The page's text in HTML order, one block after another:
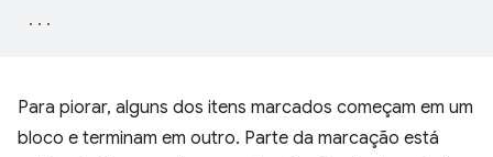
...
Para piorar, alguns dos itens marcados começam em um
bloco e terminam em outro. Parte da marcação está